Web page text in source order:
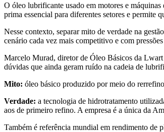
O óleo lubrificante usado em motores e
prima essencial para diferentes setores e permite
Nesse contexto, separar mito de verdade na
cenário cada vez mais competitivo e com
Marcelo Murad, diretor de Óleo Básicos da
dúvidas que ainda geram ruído na cadeia de
Mito: óleo básico produzido por meio do
Verdade: a tecnologia de hidrotratamento
aos de primeiro refino. A empresa é a única da
Também é referência mundial em rendimento de